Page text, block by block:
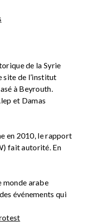
de la Syrie
site de l’institut
à Beyrouth.
et Damas
en 2010, le rapport
fait autorité. En
monde arabe
événements qui